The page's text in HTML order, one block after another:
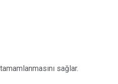
sağlar.